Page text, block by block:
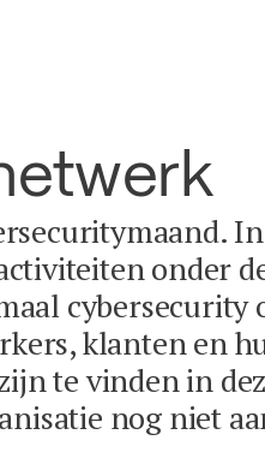
onder
cybersecurity
klanten en
te vinden in
nog niet